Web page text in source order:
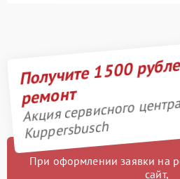
Замена ручки горелки
Замена платы
управления
Замена одной горелки
Замена насоса
Получите 1500
ремонт
Акция сервисного
Kuppersbusch
При оформлении заявки на
сайт,